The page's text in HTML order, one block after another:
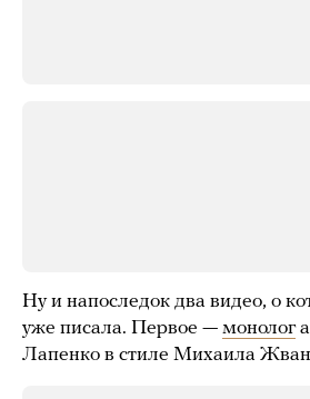
Ну и напоследок два видео, о
уже писала. Первое — монолог
Лапенко в стиле Михаила